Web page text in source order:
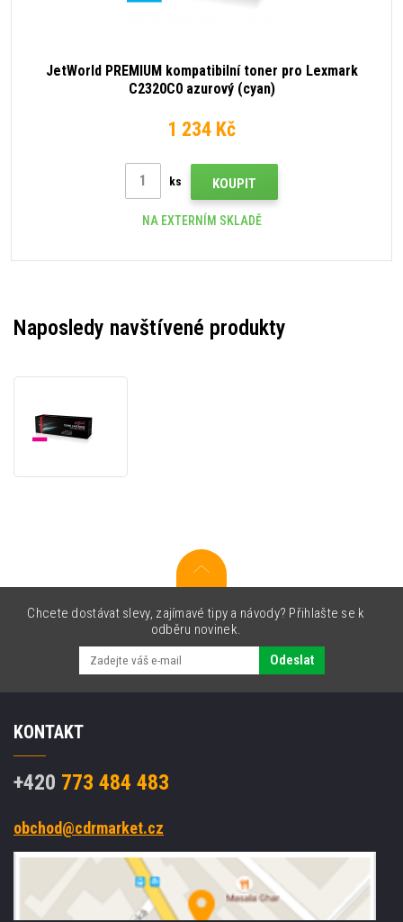
JetWorld PREMIUM kompatibilní toner pro Lexmark
C2320C0 azurový (cyan)
1 234 Kč
ks KOUPIT
NA EXTERNÍM SKLADĚ
Naposledy navštívené produkty
pro
Chcete dostávat slevy, zajímavé tipy a návody? Přihlašte se k
odběru novinek.
Odeslat
KONTAKT
+420 773 484 483
obchod@cdrmarket.cz